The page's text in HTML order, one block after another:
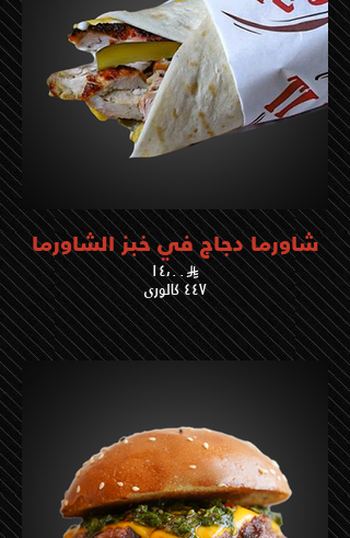
شاورما دجاج في خبز الشاورما
١٤،٠٠
٤٤٧ كالوري